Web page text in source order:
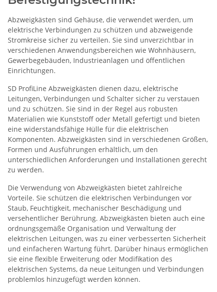
Abzweigkästen sind Gehäuse, die verwendet werden, um
elektrische Verbindungen zu schützen und abzweigende
Stromkreise sicher zu verteilen. Sie sind unverzichtbar in
verschiedenen Anwendungsbereichen wie Wohnhäusern,
Gewerbegebäuden, Industrieanlagen und öffentlichen
Einrichtungen.
SD ProfiLine Abzweigkästen dienen dazu, elektrische
Leitungen, Verbindungen und Schalter sicher zu verstauen
und zu schützen. Sie sind in der Regel aus robusten
Materialien wie Kunststoff oder Metall gefertigt und bieten
eine widerstandsfähige Hülle für die elektrischen
Komponenten. Abzweigkästen sind in verschiedenen Größen,
Formen und Ausführungen erhältlich, um den
unterschiedlichen Anforderungen und Installationen gerecht
zu werden.
Die Verwendung von Abzweigkästen bietet zahlreiche
Vorteile. Sie schützen die elektrischen Verbindungen vor
Staub, Feuchtigkeit, mechanischer Beschädigung und
versehentlicher Berührung. Abzweigkästen bieten auch eine
ordnungsgemäße Organisation und Verwaltung der
elektrischen Leitungen, was zu einer verbesserten Sicherheit
und einfacheren Wartung führt. Darüber hinaus ermöglichen
sie eine flexible Erweiterung oder Modifikation des
elektrischen Systems, da neue Leitungen und Verbindungen
problemlos hinzugefügt werden können.